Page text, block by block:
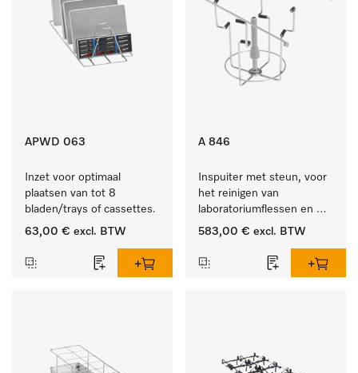
APWD 063
Inzet voor optimaal
plaatsen van tot 8
bladen/trays of cassettes.
63,00 € excl. BTW
A 846
Inspuiter met steun, voor
het reinigen van
laboratoriumflessen en
rondkolf.
583,00 € excl. BTW